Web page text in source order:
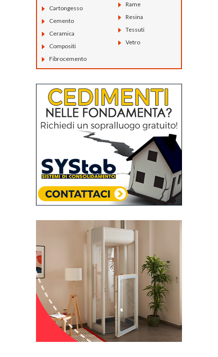
Cartongesso
Cemento
Ceramica
Compositi
Fibrocemento
Rame
Resina
Tessuti
Vetro